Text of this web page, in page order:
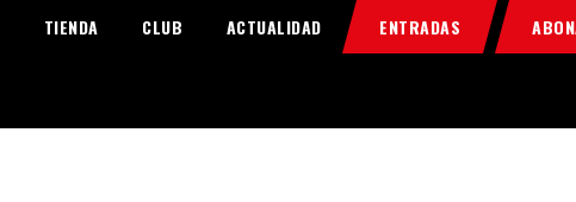
TIENDA CLUB ACTUALIDAD ENTRADAS
Home
Food & Drink